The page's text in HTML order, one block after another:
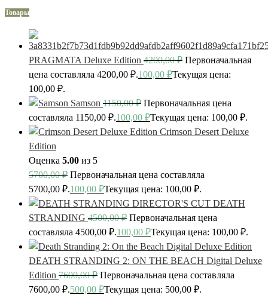
Товары
PRAGMATA Deluxe Edition 4200,00₽ Первоначальная
цена составляла 4200,00 ₽.100,00 ₽Текущая цена:
100,00 ₽.
Samson 1150,00₽ Первоначальная цена
составляла 1150,00 ₽.100,00 ₽Текущая цена: 100,00 ₽.
Crimson Desert Deluxe
Edition
Оценка 5.00 из 5
5700,00₽ Первоначальная цена составляла
5700,00 ₽.100,00 ₽Текущая цена: 100,00 ₽.
DEATH
STRANDING 4500,00₽ Первоначальная цена
составляла 4500,00 ₽.100,00 ₽Текущая цена: 100,00 ₽.
DEATH STRANDING 2: ON THE BEACH Digital Deluxe
Edition 7600,00₽ Первоначальная цена составляла
7600,00 ₽.500,00 ₽Текущая цена: 500,00 ₽.